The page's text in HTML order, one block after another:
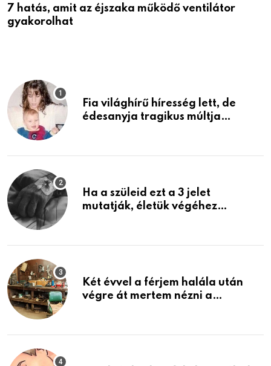
7 hatás, amit az éjszaka működő ventilátor
gyakorolhat
Fia világhírű híresség lett, de
édesanyja tragikus múltja
Ha a szüleid ezt a 3 jelet
mutatják, életük végéhez
Két évvel a férjem halála után
végre át mertem nézni a
életemet